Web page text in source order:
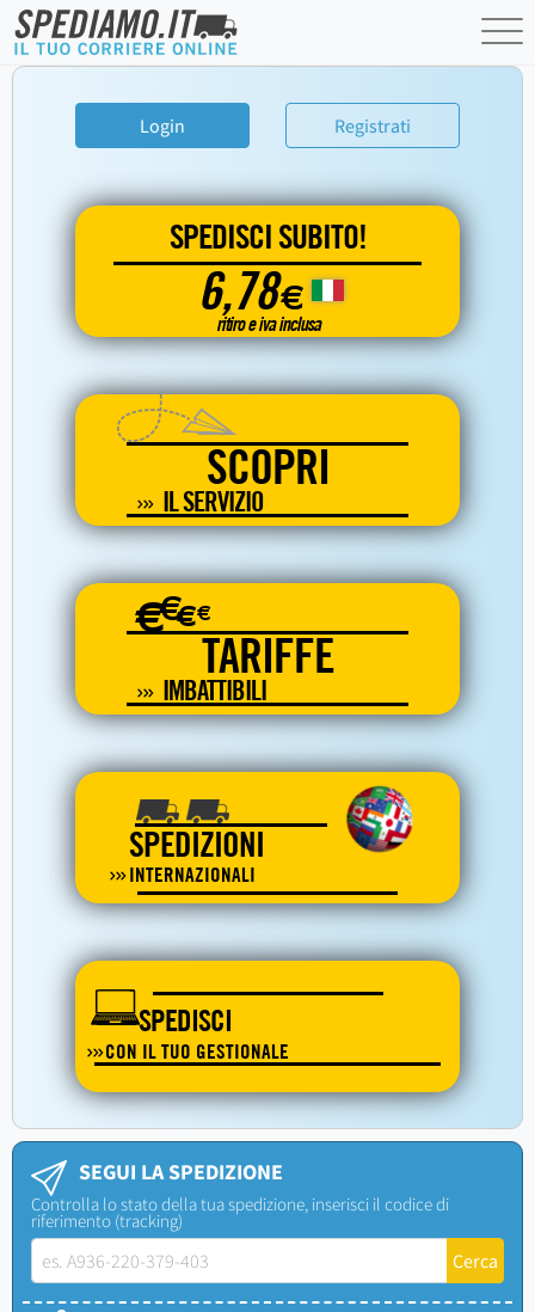
Login Registrati
SPEDISCI SUBITO!
6,78€
ritiro e iva inclusa
SCOPRI
IL SERVIZIO
€€€€
TARIFFE
IMBATTIBILI
SPEDIZIONI
INTERNAZIONALI
SPEDISCI
CON IL TUO GESTIONALE
SEGUI LA SPEDIZIONE
Controlla lo stato della tua spedizione, inserisci il codice di
riferimento (tracking)